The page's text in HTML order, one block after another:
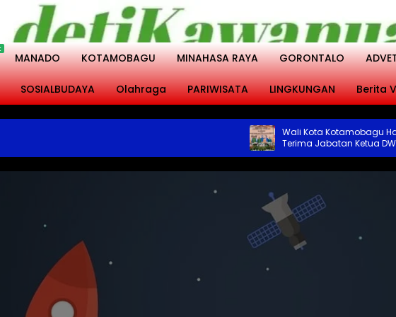
MANADO KOTAMOBAGU MINAHASA RAYA GORONTALO
SOSIALBUDAYA Olahraga PARIWISATA LINGKUNGAN Berita
Wali Kota Kotamobagu Hadiri
Terima Jabatan Ketua DWP
2031